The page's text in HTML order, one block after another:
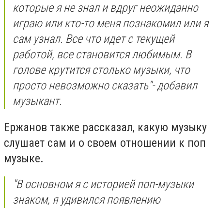
которые я не знал и вдруг неожиданно
играю или кто-то меня познакомил или я
сам узнал. Все что идет с текущей
работой, все становится любимым. В
голове крутится столько музыки, что
просто невозможно сказать"- добавил
музыкант.
Ержанов также рассказал, какую музыку
слушает сам и о своем отношении к поп
музыке.
"В основном я с историей поп-музыки
знаком, я удивился появлению